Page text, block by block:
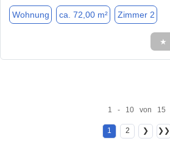
Wohnung ca. 72,00 m² Zimmer 2
★
1 - 10 von 15
1 2 ❯ ❯❯